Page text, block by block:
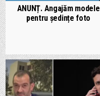
ANUNȚ. Angajăm modele
pentru ședințe foto